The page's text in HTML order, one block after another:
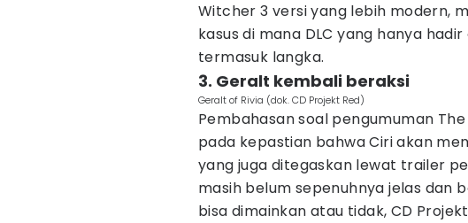
Witcher 3 versi yang lebih modern,
kasus di mana DLC yang hanya
termasuk langka.
3. Geralt kembali beraksi
Geralt of Rivia (dok. CD Projekt Red)
Pembahasan soal pengumuman
pada kepastian bahwa Ciri akan
yang juga ditegaskan lewat trailer
masih belum sepenuhnya jelas dan
bisa dimainkan atau tidak, CD